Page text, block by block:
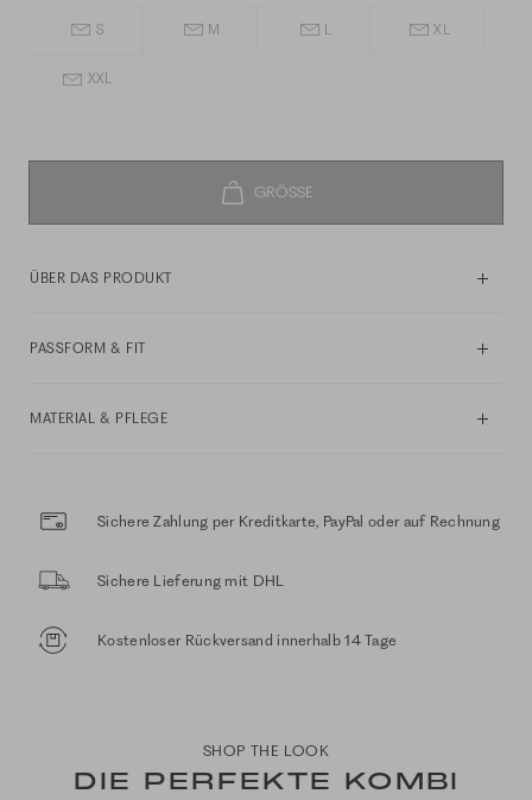
S M L XL
XXL
ÜBER DAS PRODUKT
PASSFORM & FIT
MATERIAL & PFLEGE
Sichere Zahlung per Kreditkarte, PayPal oder auf Rechnung
Sichere Lieferung mit DHL
Kostenloser Rückversand innerhalb 14 Tage
SHOP THE LOOK
DIE PERFEKTE KOMBI